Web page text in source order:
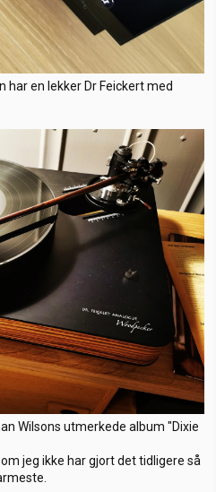
har en lekker Dr Feickert med
Wilsons utmerkede album "Dixie
jeg ikke har gjort det tidligere så